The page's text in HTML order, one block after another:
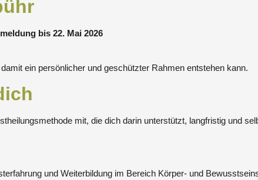
bis 22. Mai 2026
ein persönlicher und geschützter Rahmen entstehen kann.
mit, die dich darin unterstützt, langfristig und
und Weiterbildung im Bereich Körper- und